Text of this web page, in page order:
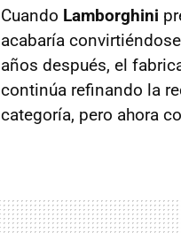
Cuando Lamborghini
acabaría
años después, el
continúa refinando la
categoría, pero ahora